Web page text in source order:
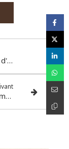
Instants chroniques : dormir d'un sommeil de plomb
Instants chroniques : Maladie de Lyme ou Borreliose